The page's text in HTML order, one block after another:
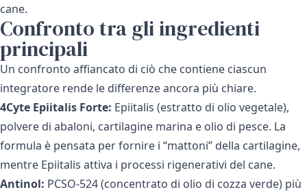
cane.
Confronto tra gli ingredienti
principali
Un confronto affiancato di ciò che contiene ciascun
integratore rende le differenze ancora più chiare.
4Cyte Epiitalis Forte: Epiitalis (estratto di olio vegetale),
polvere di abaloni, cartilagine marina e olio di pesce. La
formula è pensata per fornire i “mattoni” della cartilagine,
mentre Epiitalis attiva i processi rigenerativi del cane.
Antinol: PCSO-524 (concentrato di olio di cozza verde) più